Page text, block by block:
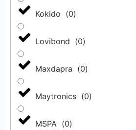
Kokido (0)
Lovibond (0)
Maxdapra (0)
Maytronics (0)
MSPA (0)